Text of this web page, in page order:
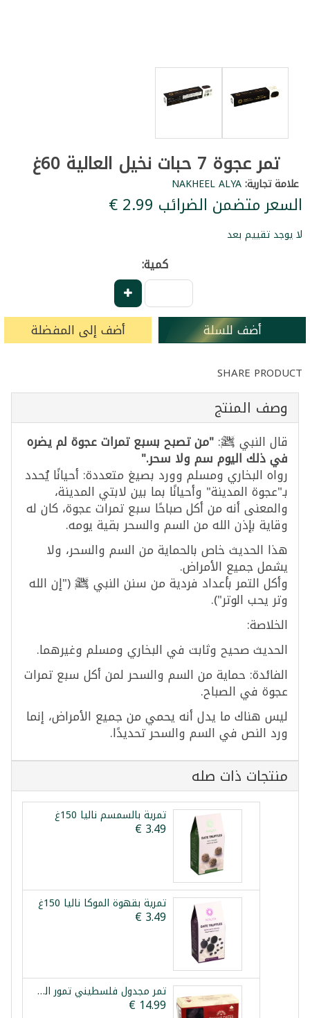
تمر عجوة 7 حبات نخيل العالية 60غ
علامة تجارية:NAKHEEL ALYA
السعر متضمن الضرائب ‏2.99 €
لا يوجد تقييم بعد
كمية:
أضف للسلة أضف إلى المفضلة
SHARE PRODUCT
وصف المنتج
قال النبي ﷺ: "من تصبح بسبع تمرات عجوة لم يضره
في ذلك اليوم سم ولا سحر."
رواه البخاري ومسلم وورد بصيغ متعددة: أحيانًا يُحدد
بـ"عجوة المدينة" وأحيانًا بما بين لابتي المدينة،
والمعنى أنه من أكل صباحًا سبع تمرات عجوة، كان له
وقاية بإذن الله من السم والسحر بقية يومه.
هذا الحديث خاص بالحماية من السم والسحر، ولا
يشمل جميع الأمراض.
وأكل التمر بأعداد فردية من سنن النبي ﷺ ("إن الله
وتر يحب الوتر").
الخلاصة:
الحديث صحيح وثابت في البخاري ومسلم وغيرهما.
الفائدة: حماية من السم والسحر لمن أكل سبع تمرات
عجوة في الصباح.
ليس هناك ما يدل أنه يحمي من جميع الأمراض، إنما
ورد النص في السم والسحر تحديدًا.
منتجات ذات صله
تمرية بالسمسم نالیا 150غ
تمرية بقهوة الموكا نالیا 150غ
تمر مجدول فلسطيني تمور القمر 800غ